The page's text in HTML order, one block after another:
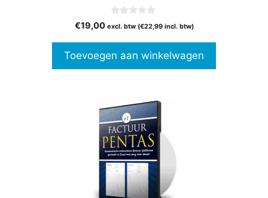
v
5
€19,00 excl. btw (€22,99incl. btw)
Toevoegen aan winkelwagen